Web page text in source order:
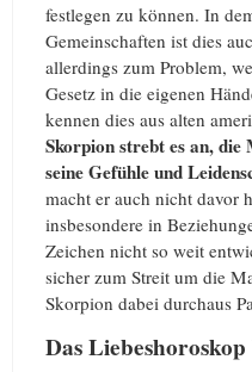
festlegen zu können. In
Gemeinschaften ist dies
allerdings zum Problem,
Gesetz in die eigenen
kennen dies aus alten
Skorpion strebt es an, die
seine Gefühle und
macht er auch nicht davor
insbesondere in
Zeichen nicht so weit
sicher zum Streit um die
Skorpion dabei durchaus
Das